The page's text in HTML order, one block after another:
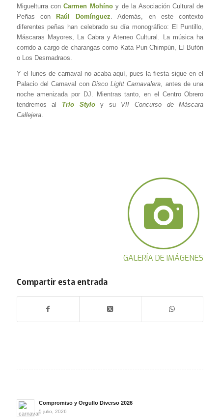
Miguelturra conCarmen Mohínoy de la Asociación Cultural de
Peñas con
Raúl Domínguez . Además, en este contexto
diferentes peñas han celebrado su día monográfico: El Puntillo,
Máscaras Mayores, La Cabra y Ateneo Cultural. La música ha
corrido a cargo de charangas como Kata Pun Chimpún, El Bufón
o Los Desmadraos.
Y el lunes de carnaval no acaba aquí, pues la fiesta sigue en el
Palacio del Carnaval con Disco Light Carnavalera , antes de una
noche amenizada por DJ. Mientras tanto, en el Centro Obrero
tendremos al Trío Styloy su VII Concurso de Máscara
Callejera.
GALERÍA DE IMÁGENES
Compartir esta entrada
Compromiso y Orgullo Diverso 2026
5 julio, 2026